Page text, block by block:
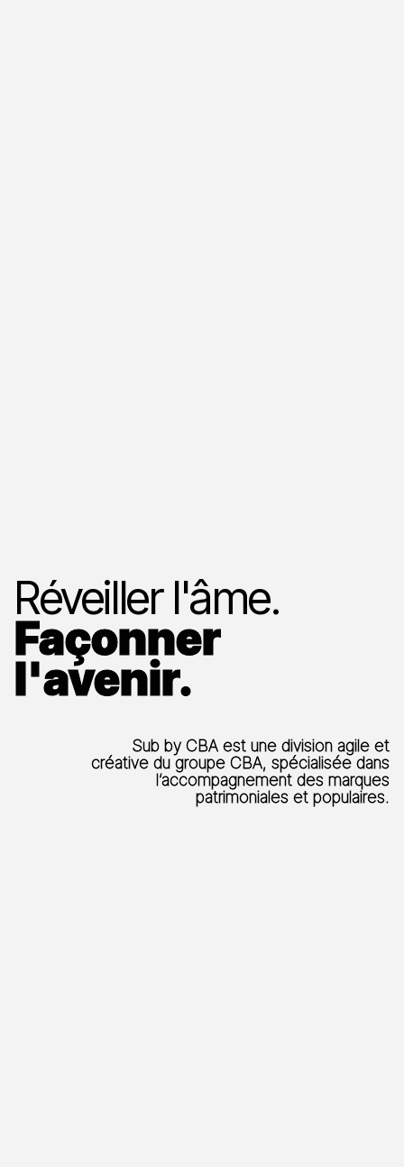
Réveiller l'âme.
Façonner
l'avenir.
Sub by CBA est une division agile et
créative du groupe CBA, spécialisée dans
l’accompagnement des marques
patrimoniales et populaires.